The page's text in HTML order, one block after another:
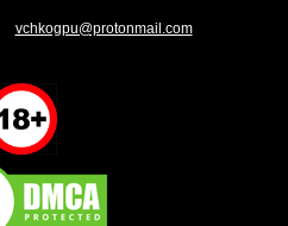
vchkogpu@protonmail.com